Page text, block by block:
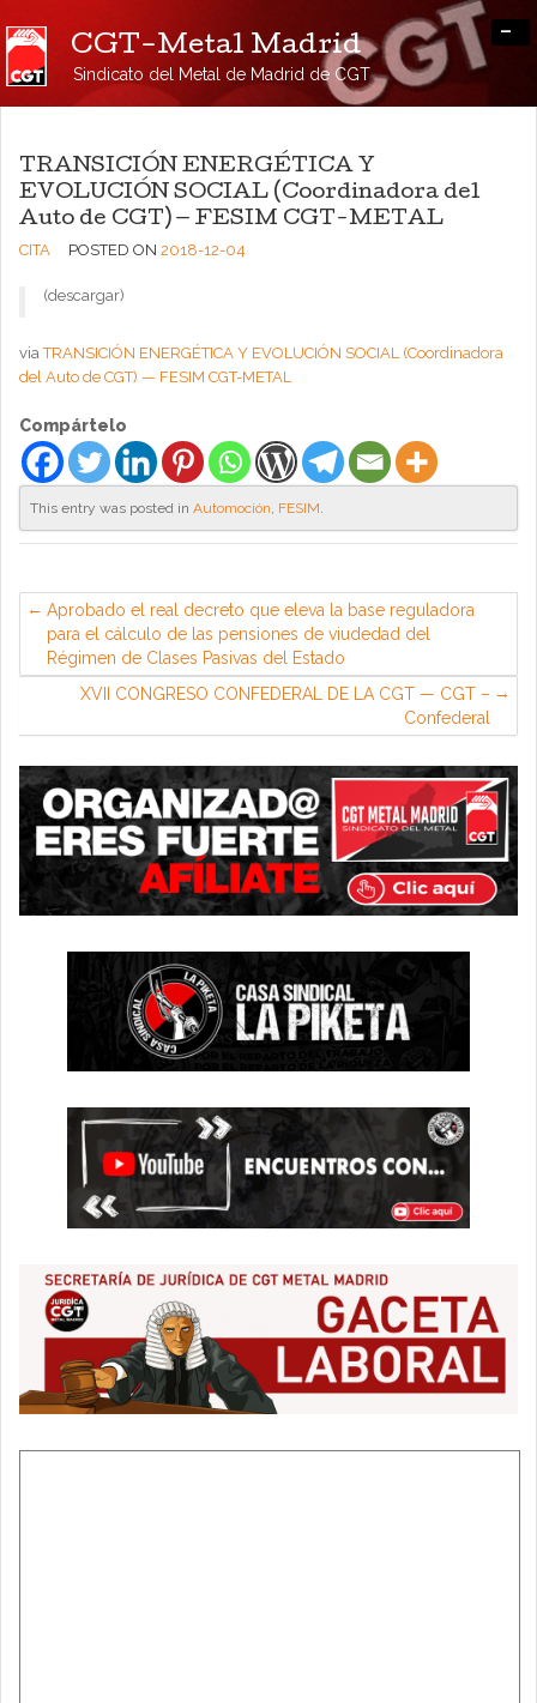
CGT-Metal Madrid
Sindicato del Metal de Madrid de CGT
-
TRANSICIÓN ENERGÉTICA Y
EVOLUCIÓN SOCIAL (Coordinadora del
Auto de CGT) — FESIM CGT-METAL
CITA POSTED ON 2018-12-04
(descargar)
viaTRANSICIÓN ENERGÉTICA Y EVOLUCIÓN SOCIAL (Coordinadora
del Auto de CGT) — FESIM CGT-METAL
Compártelo
This entry was posted in Automoción, FESIM.
Aprobado el real decreto que eleva la base reguladora
para el cálculo de las pensiones de viudedad del
Régimen de Clases Pasivas del Estado
XVII CONGRESO CONFEDERAL DE LA CGT — CGT –
Confederal